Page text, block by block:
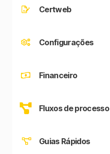
Certweb
Configurações
Financeiro
Fluxos de processo
Guias Rápidos